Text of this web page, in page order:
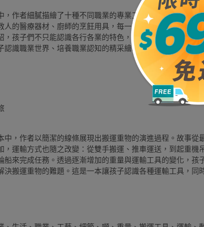
作者細膩描繪了十種不同職業的專業工具。從木工師傅精
的醫療器材、廚師的烹飪用具，每一頁都呈現出不同職業
，孩子們不只能認識各行各業的特色，更能了解每種職業背
認識職業世界、培養職業認知的精采繪本。
，作者以簡潔的線條展現出搬運重物的演進過程。故事從
，運輸方式也隨之改變：從雙手搬運、推車運送，到起重機
船來完成任務。透過逐漸增加的重量與運輸工具的變化，孩
決搬運重物的難題。這是一本讓孩子認識各種運輸工具，同